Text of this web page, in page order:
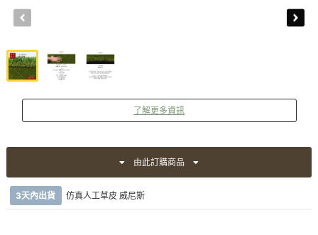
了解更多資訊
由此訂購商品
3天內出貨 仿真人工草皮 威尼斯